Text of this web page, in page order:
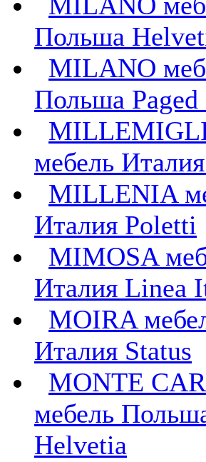
Польша
MILANO
Польша Paged
мебель
MILLENIA
Италия Poletti
MIMOSA
Италия Linea
MOIRA
Италия Status
MONTE
мебель
Helvetia